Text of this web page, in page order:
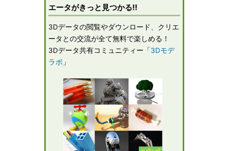
エータがきっと見つかる!!
3Dデータの閲覧やダウンロード、クリエ
ータとの交流が全て無料で楽しめる！
3Dデータ共有コミュニティー「3Dモデ
ラボ 」